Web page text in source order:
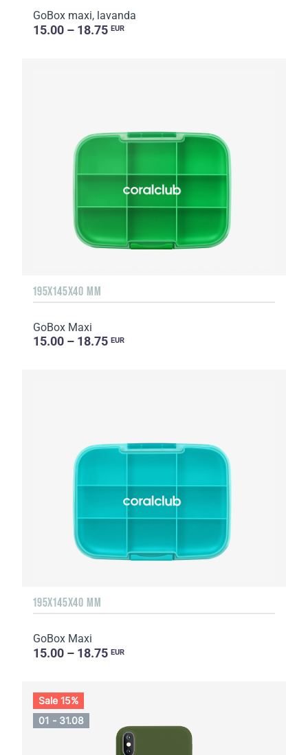
GoBox maxi, lavanda
15.00 – 18.75 EUR
195X145X40 MM
GoBox Maxi
15.00 – 18.75 EUR
195X145X40 MM
GoBox Maxi
15.00 – 18.75 EUR
Sale 15%
01 - 31.08